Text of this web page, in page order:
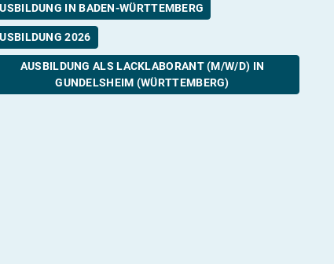
IN BADEN-WÜRTTEMBERG
2026
AUSBILDUNG ALS LACKLABORANT (M/W/D) IN
GUNDELSHEIM (WÜRTTEMBERG)